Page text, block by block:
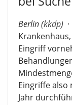
Berlin (kkdp) ·
Eingriff
Eingriffe also
Jahr